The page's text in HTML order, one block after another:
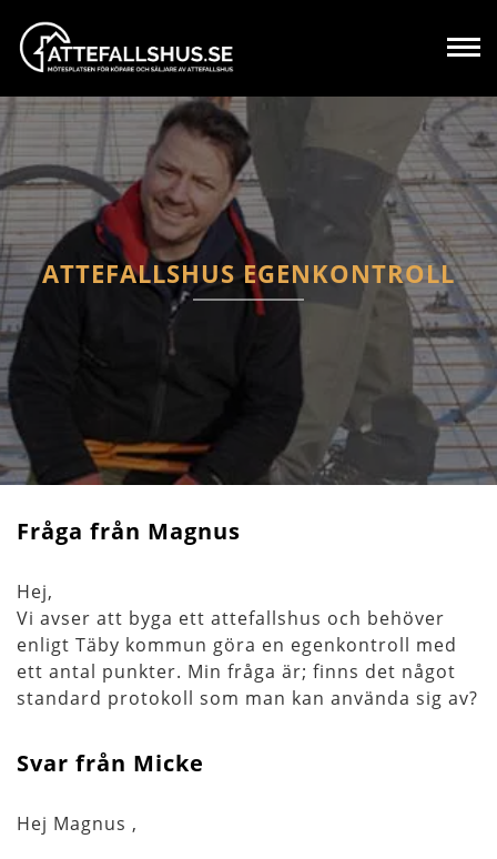
ATTEFALLSHUS EGENKONTROLL
Fråga från Magnus
Hej,
Vi avser att byga ett attefallshus och behöver
enligt Täby kommun göra en egenkontroll med
ett antal punkter. Min fråga är; finns det något
standard protokoll som man kan använda sig av?
Svar från Micke
Hej Magnus ,